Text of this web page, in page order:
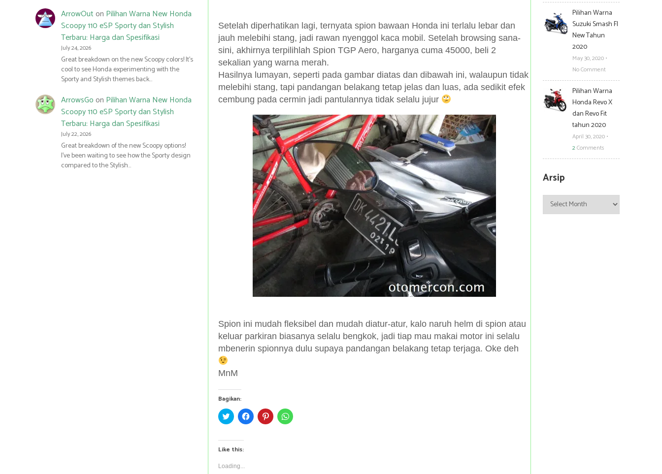
Pilihan Warna
Suzuki Smash FI
New Tahun
2020
May 30, 2020 •
No Comment
Pilihan Warna
Honda Revo X
dan Revo Fit
tahun 2020
April 30, 2020 •
2Comments
Arsip
Arsip
Setelah diperhatikan lagi, ternyata spion bawaan Honda ini terlalu lebar dan
jauh melebihi stang, jadi rawan nyenggol kaca mobil. Setelah browsing sana-
sini, akhirnya terpilihlah Spion TGP Aero, harganya cuma 45000, beli 2
sekalian yang warna merah.
Hasilnya lumayan, seperti pada gambar diatas dan dibawah ini, walaupun tidak
melebihi stang, tapi pandangan belakang tetap jelas dan luas, ada sedikit efek
cembung pada cermin jadi pantulannya tidak selalu jujur
Spion ini mudah fleksibel dan mudah diatur-atur, kalo naruh helm di spion atau
keluar parkiran biasanya selalu bengkok, jadi tiap mau makai motor ini selalu
mbenerin spionnya dulu supaya pandangan belakang tetap terjaga. Oke deh
MnM
Bagikan:
C
l
k
t
o
h
C
l
C
l
C
l
Like this:
Loading...
ArrowOuton Pilihan Warna New Honda
Scoopy 110 eSP Sporty dan Stylish
Terbaru: Harga dan Spesifikasi
July 24, 2026
Great breakdown on the new Scoopy colors! It’s
cool to see Honda experimenting with the
Sporty and Stylish themes back…
ArrowsGoon Pilihan Warna New Honda
Scoopy 110 eSP Sporty dan Stylish
Terbaru: Harga dan Spesifikasi
July 22, 2026
Great breakdown of the new Scoopy options!
I’ve been waiting to see how the Sporty design
compared to the Stylish…